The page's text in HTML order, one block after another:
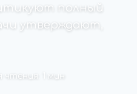
полный
утверждают,
чтения: 1 мин